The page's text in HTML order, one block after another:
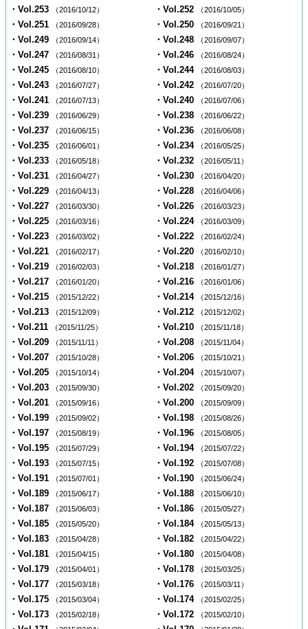
・Vol.253 （2016/10/12） ・Vol.252 （2016/10/05）
・Vol.251 （2016/09/28） ・Vol.250 （2016/09/21）
・Vol.249 （2016/09/14） ・Vol.248 （2016/09/07）
・Vol.247 （2016/08/31） ・Vol.246 （2016/08/24）
・Vol.245 （2016/08/10） ・Vol.244 （2016/08/03）
・Vol.243 （2016/07/27） ・Vol.242 （2016/07/20）
・Vol.241 （2016/07/13） ・Vol.240 （2016/07/06）
・Vol.239 （2016/06/29） ・Vol.238 （2016/06/22）
・Vol.237 （2016/06/15） ・Vol.236 （2016/06/08）
・Vol.235 （2016/06/01） ・Vol.234 （2016/05/25）
・Vol.233 （2016/05/18） ・Vol.232 （2016/05/11）
・Vol.231 （2016/04/27） ・Vol.230 （2016/04/20）
・Vol.229 （2016/04/13） ・Vol.228 （2016/04/06）
・Vol.227 （2016/03/30） ・Vol.226 （2016/03/23）
・Vol.225 （2016/03/16） ・Vol.224 （2016/03/09）
・Vol.223 （2016/03/02） ・Vol.222 （2016/02/24）
・Vol.221 （2016/02/17） ・Vol.220 （2016/02/10）
・Vol.219 （2016/02/03） ・Vol.218 （2016/01/27）
・Vol.217 （2016/01/20） ・Vol.216 （2016/01/06）
・Vol.215 （2015/12/22） ・Vol.214 （2015/12/16）
・Vol.213 （2015/12/09） ・Vol.212 （2015/12/02）
・Vol.211 （2015/11/25） ・Vol.210 （2015/11/18）
・Vol.209 （2015/11/11） ・Vol.208 （2015/11/04）
・Vol.207 （2015/10/28） ・Vol.206 （2015/10/21）
・Vol.205 （2015/10/14） ・Vol.204 （2015/10/07）
・Vol.203 （2015/09/30） ・Vol.202 （2015/09/20）
・Vol.201 （2015/09/16） ・Vol.200 （2015/09/09）
・Vol.199 （2015/09/02） ・Vol.198 （2015/08/26）
・Vol.197 （2015/08/19） ・Vol.196 （2015/08/05）
・Vol.195 （2015/07/29） ・Vol.194 （2015/07/22）
・Vol.193 （2015/07/15） ・Vol.192 （2015/07/08）
・Vol.191 （2015/07/01） ・Vol.190 （2015/06/24）
・Vol.189 （2015/06/17） ・Vol.188 （2015/06/10）
・Vol.187 （2015/06/03） ・Vol.186 （2015/05/27）
・Vol.185 （2015/05/20） ・Vol.184 （2015/05/13）
・Vol.183 （2015/04/28） ・Vol.182 （2015/04/22）
・Vol.181 （2015/04/15） ・Vol.180 （2015/04/08）
・Vol.179 （2015/04/01） ・Vol.178 （2015/03/25）
・Vol.177 （2015/03/18） ・Vol.176 （2015/03/11）
・Vol.175 （2015/03/04） ・Vol.174 （2015/02/25）
・Vol.173 （2015/02/18） ・Vol.172 （2015/02/10）